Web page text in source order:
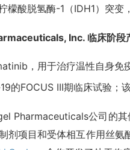
檬酸脱氢酶-1（IDH1）突变
Inc. 临床阶段
，用于治疗温性自身免
的FOCUS III期临床试验；
Pharmaceuticals公司的
剂项目和受体相互作用丝